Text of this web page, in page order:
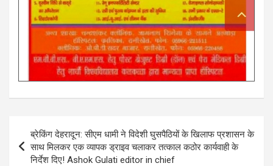
Post
navigation
ब्रेकिंग देहरादून: सीएम धामी ने विदेशी घुसपैठियों के खिलाफ प्रशासन के
साथ मिलकर एक व्यापक ड्राइव चलाकर तत्काल कठोर कार्यवाही के
निर्देश दिए! Ashok Gulati editor in chief